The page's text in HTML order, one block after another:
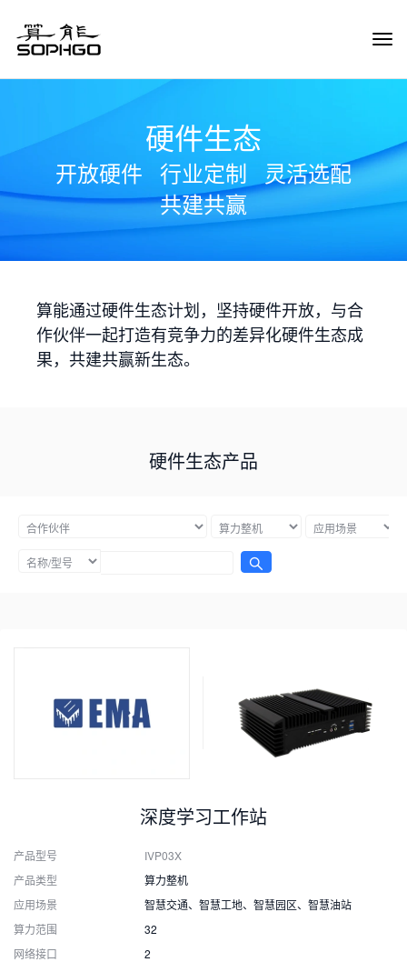
硬件生态
开放硬件 行业定制
灵活选配
共建共赢
算能通过硬件生态计划，坚持硬件开放，与合
作伙伴一起打造有竞争力的差异化硬件生态成
果，共建共赢新生态。
硬件生态产品
深度学习工作站
产品型号
IVP03X
产品类型
算力整机
应用场景
智慧交通、智慧工地、智慧园区、智慧油站
算力范围
32
网络接口
2